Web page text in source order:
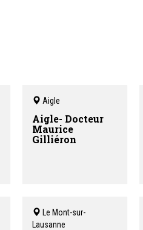
Aigle
Aigle- Docteur
Maurice
Gilliéron
Le Mont-sur-
Lausanne